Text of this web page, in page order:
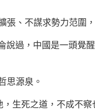
、不謀求勢力范圍
過，中國是一頭覺
思源泉。
生死之道，不成不